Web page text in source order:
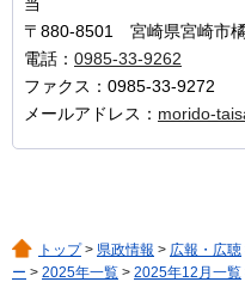
〒880-8501 宮崎県宮崎市
電話： 0985-33-9262
ファクス：0985-33-9272
メールアドレス： morido-
トップ> 県政情報 > 広報・広聴
ー > 2025年一覧 > 2025年12月一覧